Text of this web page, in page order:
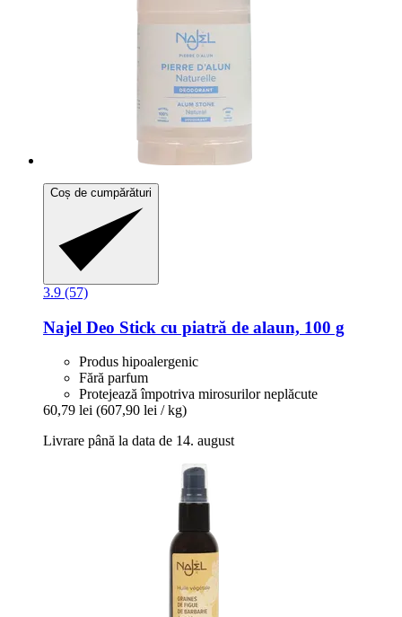
Coș de cumpărături
3.9 (57)
Najel Deo Stick cu piatră de alaun, 100 g
Produs hipoalergenic
Fără parfum
Protejează împotriva mirosurilor neplăcute
60,79 lei (607,90 lei / kg)
Livrare până la data de 14. august